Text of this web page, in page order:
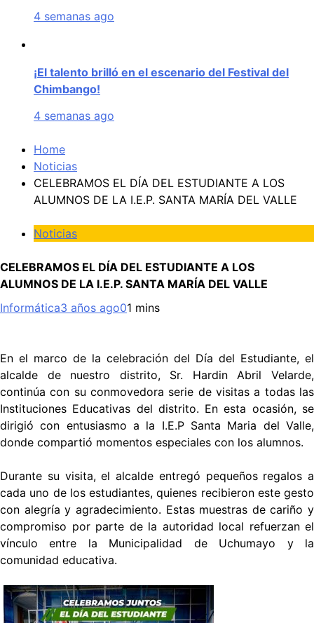
4 semanas ago
¡El talento brilló en el escenario del Festival del
Chimbango!
4 semanas ago
Home
Noticias
CELEBRAMOS EL DÍA DEL ESTUDIANTE A LOS
ALUMNOS DE LA I.E.P. SANTA MARÍA DEL VALLE
Noticias
CELEBRAMOS EL DÍA DEL ESTUDIANTE A LOS
ALUMNOS DE LA I.E.P. SANTA MARÍA DEL VALLE
Informática3 años ago01 mins
En el marco de la celebración del Día del Estudiante, el
alcalde de nuestro distrito, Sr. Hardin Abril Velarde,
continúa con su conmovedora serie de visitas a todas las
Instituciones Educativas del distrito. En esta ocasión, se
dirigió con entusiasmo a la I.E.P Santa Maria del Valle,
donde compartió momentos especiales con los alumnos.
Durante su visita, el alcalde entregó pequeños regalos a
cada uno de los estudiantes, quienes recibieron este gesto
con alegría y agradecimiento. Estas muestras de cariño y
compromiso por parte de la autoridad local refuerzan el
vínculo entre la Municipalidad de Uchumayo y la
comunidad educativa.